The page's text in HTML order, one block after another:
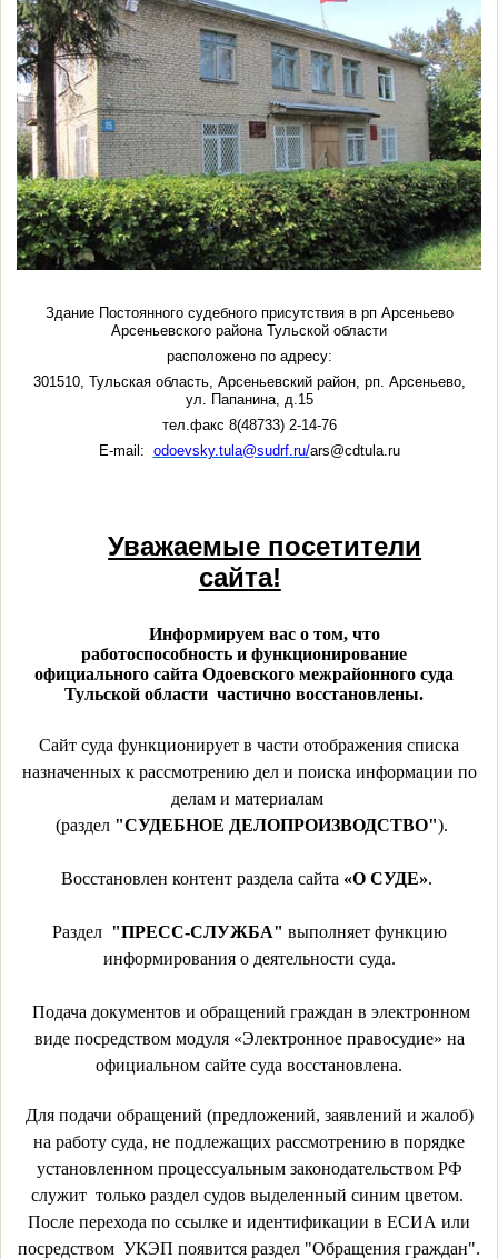
Здание Постоянного судебного присутствия в рп Арсеньево
Арсеньевского района Тульской области
расположено по адресу:
301510, Тульская область, Арсеньевский район, рп. Арсеньево,
ул. Папанина, д.15
тел.факс 8(48733) 2-14-76
E-mail: odoevsky.tula@sudrf.ru/ars@cdtula.ru
Уважаемые посетители
сайта!
Информируем вас о том, что
работоспособность и функционирование
официального сайта Одоевского межрайонного суда
Тульской области частично восстановлены.
Сайт суда функционирует в части отображения списка
назначенных к рассмотрению дел и поиска информации по
делам и материалам
(раздел"СУДЕБНОЕ ДЕЛОПРОИЗВОДСТВО").
Восстановлен контент раздела сайта «О СУДЕ».
Раздел "ПРЕСС-СЛУЖБА" выполняет функцию
информирования о деятельности суда.
Подача документов и обращений граждан в электронном
виде посредством модуля «Электронное правосудие» на
официальном сайте суда восстановлена.
Для подачи обращений (предложений, заявлений и жалоб)
на работу суда, не подлежащих рассмотрению в порядке
установленном процессуальным законодательством РФ
служит только раздел судов выделенный синим цветом.
После перехода по ссылке и идентификации в ЕСИА или
посредством УКЭП появится раздел "Обращения граждан".